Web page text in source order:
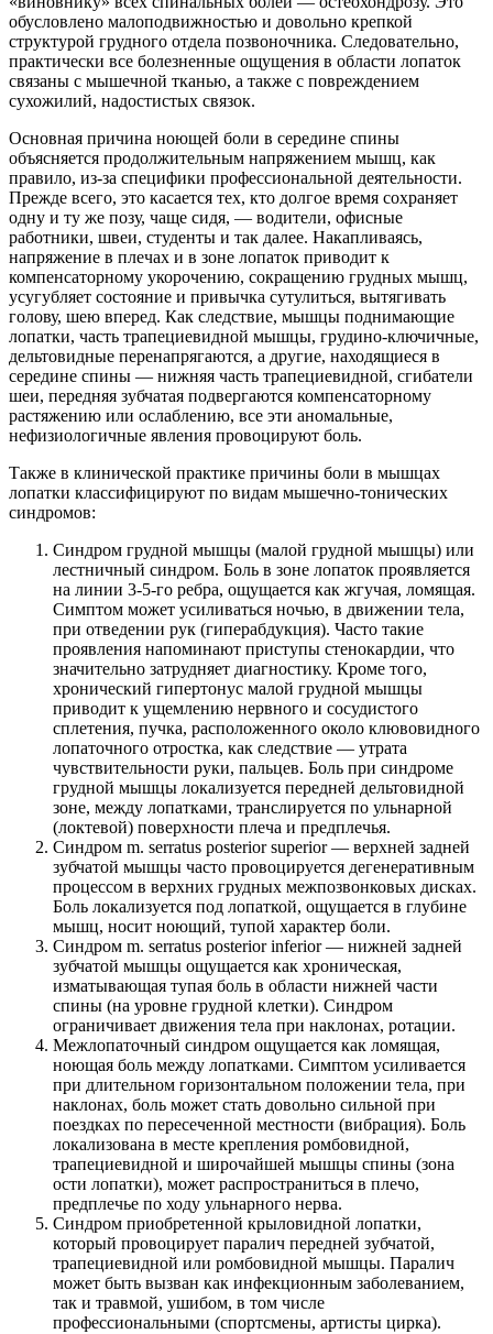
обусловлено малоподвижностью и довольно крепкой
структурой грудного отдела позвоночника. Следовательно,
практически все болезненные ощущения в области лопаток
связаны с мышечной тканью, а также с повреждением
сухожилий, надостистых связок.
Основная причина ноющей боли в середине спины
объясняется продолжительным напряжением мышц, как
правило, из-за специфики профессиональной деятельности.
Прежде всего, это касается тех, кто долгое время сохраняет
одну и ту же позу, чаще сидя, — водители, офисные
работники, швеи, студенты и так далее. Накапливаясь,
напряжение в плечах и в зоне лопаток приводит к
компенсаторному укорочению, сокращению грудных мышц,
усугубляет состояние и привычка сутулиться, вытягивать
голову, шею вперед. Как следствие, мышцы поднимающие
лопатки, часть трапециевидной мышцы, грудино-ключичные,
дельтовидные перенапрягаются, а другие, находящиеся в
середине спины — нижняя часть трапециевидной, сгибатели
шеи, передняя зубчатая подвергаются компенсаторному
растяжению или ослаблению, все эти аномальные,
нефизиологичные явления провоцируют боль.
Также в клинической практике причины боли в мышцах
лопатки классифицируют по видам мышечно-тонических
синдромов:
Синдром грудной мышцы (малой грудной мышцы) или
лестничный синдром. Боль в зоне лопаток проявляется
на линии 3-5-го ребра, ощущается как жгучая, ломящая.
Симптом может усиливаться ночью, в движении тела,
при отведении рук (гиперабдукция). Часто такие
проявления напоминают приступы стенокардии, что
значительно затрудняет диагностику. Кроме того,
хронический гипертонус малой грудной мышцы
приводит к ущемлению нервного и сосудистого
сплетения, пучка, расположенного около клювовидного
лопаточного отростка, как следствие — утрата
чувствительности руки, пальцев. Боль при синдроме
грудной мышцы локализуется передней дельтовидной
зоне, между лопатками, транслируется по ульнарной
(локтевой) поверхности плеча и предплечья.
Синдром m. serratus posterior superior — верхней задней
зубчатой мышцы часто провоцируется дегенеративным
процессом в верхних грудных межпозвонковых дисках.
Боль локализуется под лопаткой, ощущается в глубине
мышц, носит ноющий, тупой характер боли.
Синдром m. serratus posterior inferior — нижней задней
зубчатой мышцы ощущается как хроническая,
изматывающая тупая боль в области нижней части
спины (на уровне грудной клетки). Синдром
ограничивает движения тела при наклонах, ротации.
Межлопаточный синдром ощущается как ломящая,
ноющая боль между лопатками. Симптом усиливается
при длительном горизонтальном положении тела, при
наклонах, боль может стать довольно сильной при
поездках по пересеченной местности (вибрация). Боль
локализована в месте крепления ромбовидной,
трапециевидной и широчайшей мышцы спины (зона
ости лопатки), может распространиться в плечо,
предплечье по ходу ульнарного нерва.
Синдром приобретенной крыловидной лопатки,
который провоцирует паралич передней зубчатой,
трапециевидной или ромбовидной мышцы. Паралич
может быть вызван как инфекционным заболеванием,
так и травмой, ушибом, в том числе
профессиональными (спортсмены, артисты цирка).